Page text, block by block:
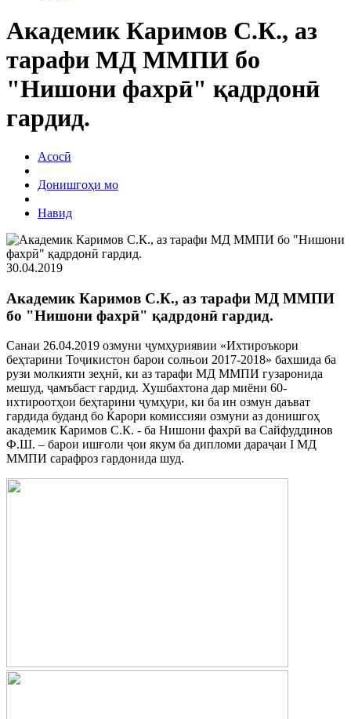
Академик Каримов С.К., аз
тарафи МД ММПИ бо
"Нишони фахрӣ" қадрдонӣ
гардид.
Асосӣ
Донишгоҳи мо
Навид
30.04.2019
Академик Каримов С.К., аз тарафи МД ММПИ
бо "Нишони фахрӣ" қадрдонӣ гардид.
Санаи 26.04.2019 озмуни ҷумҳуриявии «Ихтироъкори
беҳтарини Тоҷикистон барои солњои 2017-2018» бахшида ба
рузи молкияти зеҳнӣ, ки аз тарафи МД ММПИ гузаронида
мешуд, ҷамъбаст гардид. Хушбахтона дар миёни 60-
ихтироотҳои беҳтарини ҷумҳури, ки ба ин озмун даъват
гардида буданд бо Ќарори комиссияи озмуни аз донишгоҳ
академик Каримов С.К. - ба Нишони фахрӣ ва Сайфуддинов
Ф.Ш. – барои ишғоли ҷои якум ба дипломи дараҷаи I МД
ММПИ сарафроз гардонида шуд.